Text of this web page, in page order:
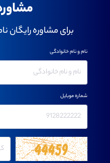
برای مشاوره رایگان
نام و نام خانوادگی
شماره موبایل